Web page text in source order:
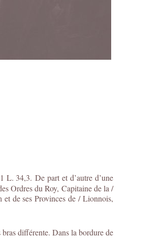
34,3. De part et d’autre d’une
Ordres du Roy, Capitaine de la /
de ses Provinces de / Lionnois,
différente. Dans la bordure de